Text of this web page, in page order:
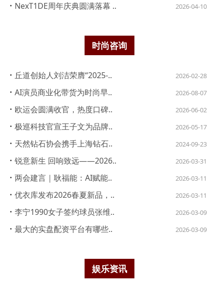
· NexT1DE周年庆典圆满落幕 .. 2026-04-10
时尚咨询
· 丘道创始人刘洁荣膺“2025-.. 2026-02-28
· AI演员商业化带货为时尚早.. 2026-08-07
· 欧运会圆满收官，热度口碑.. 2026-06-02
· 极巡科技官宣王子文为品牌.. 2026-05-17
· 天然钻石协会携手上海钻石.. 2024-09-23
· 锐意新生 回响致远——2026.. 2026-03-31
· 两会建言｜耿福能：AI赋能.. 2026-03-11
· 优衣库发布2026春夏新品，.. 2026-03-11
· 李宁1990女子签约球员张维.. 2026-03-09
· 最大的实盘配资平台有哪些.. 2026-03-09
娱乐资讯